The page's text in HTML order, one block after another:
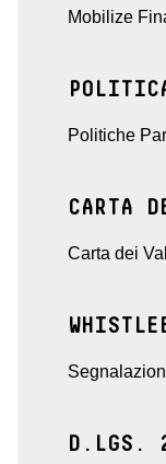
Mobilize
Politiche
CARTA
Carta dei
D.LGS.